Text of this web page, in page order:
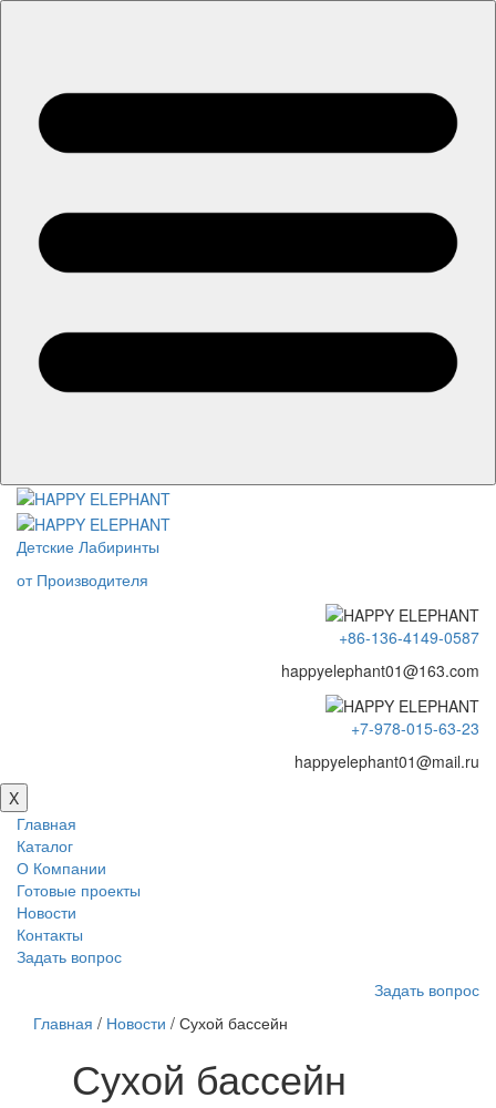
Детские Лабиринты
от Производителя
+86-136-4149-0587
happyelephant01@163.com
+7-978-015-63-23
happyelephant01@mail.ru
X
Главная
Каталог
О Компании
Готовые проекты
Новости
Контакты
Задать вопрос
Задать вопрос
Главная / Новости / Сухой бассейн
Сухой бассейн